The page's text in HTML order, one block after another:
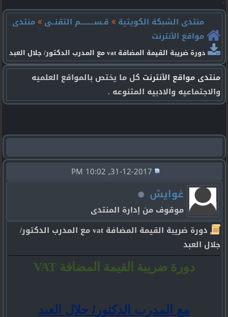
منتدى الشبكة الكويتية
قـســـــــــم التقنــى
منتدى
مواقع الأنترنت
دورة ضريبة القيمة المضافة vat مع المدرب الدكتور/ جلال العبد
منتدى مواقع الأنترنت كل ما يختص بالمواقع العلميه
والاجتماعيه والادبيه المتنوعه .
غوايش
موقوف من إدارة المنتدى
دورة ضريبة القيمة المضافة vat مع المدرب الدكتور/
جلال العبد
دورة ضريبة القيمة المضافةVAT
مع المدرب الدكتور / جلال العبد